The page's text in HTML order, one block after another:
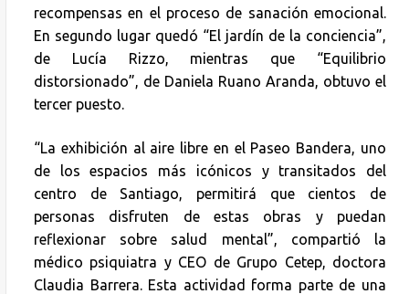
recompensas en el proceso de sanación emocional.
En segundo lugar quedó “El jardín de la conciencia”,
de Lucía Rizzo, mientras que “Equilibrio
distorsionado”, de Daniela Ruano Aranda, obtuvo el
tercer puesto.
“La exhibición al aire libre en el Paseo Bandera, uno
de los espacios más icónicos y transitados del
centro de Santiago, permitirá que cientos de
personas disfruten de estas obras y puedan
reflexionar sobre salud mental”, compartió la
médico psiquiatra y CEO de Grupo Cetep, doctora
Claudia Barrera. Esta actividad forma parte de una